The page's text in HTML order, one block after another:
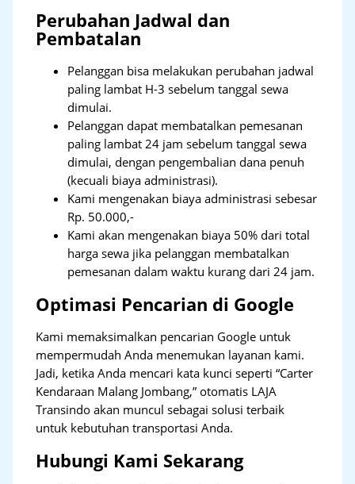
Perubahan Jadwal dan
Pembatalan
Pelanggan bisa melakukan perubahan jadwal
paling lambat H-3 sebelum tanggal sewa
dimulai.
Pelanggan dapat membatalkan pemesanan
paling lambat 24 jam sebelum tanggal sewa
dimulai, dengan pengembalian dana penuh
(kecuali biaya administrasi).
Kami mengenakan biaya administrasi sebesar
Rp. 50.000,-
Kami akan mengenakan biaya 50% dari total
harga sewa jika pelanggan membatalkan
pemesanan dalam waktu kurang dari 24 jam.
Optimasi Pencarian di Google
Kami memaksimalkan pencarian Google untuk
mempermudah Anda menemukan layanan kami.
Jadi, ketika Anda mencari kata kunci seperti “Carter
Kendaraan Malang Jombang,” otomatis LAJA
Transindo akan muncul sebagai solusi terbaik
untuk kebutuhan transportasi Anda.
Hubungi Kami Sekarang